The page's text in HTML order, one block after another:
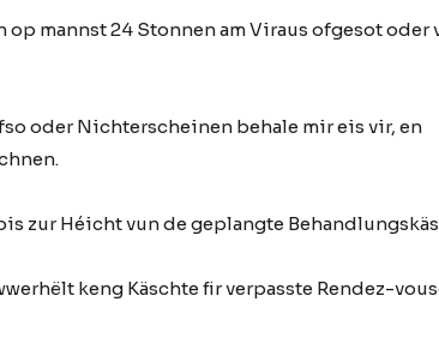
op mannst 24 Stonnen am Viraus ofgesot oder
oder Nichterscheinen behale mir eis vir, en
zur Héicht vun de geplangte
keng Käschte fir verpasste Rendez-